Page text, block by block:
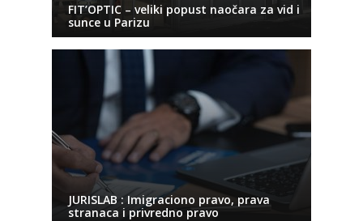
FIT’OPTIC – veliki popust naočara za vid i
sunce u Parizu
JURISLAB : Imigraciono pravo, prava
stranaca i privredno pravo